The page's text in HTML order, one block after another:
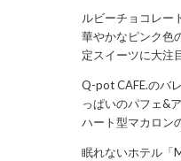
ルビーチョコレー
華やかなピンク色
定スイーツに大注
Q-pot CAFE.のバ
っぱいのパフェ&
ハート型マカロン
眠れないホテル「